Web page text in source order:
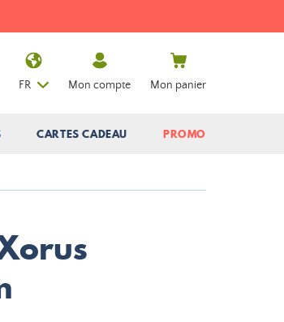
CARTES CADEAU PROMO
FR Mon compte Mon panier